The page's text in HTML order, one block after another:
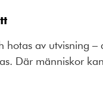
av utvisning
Där människor